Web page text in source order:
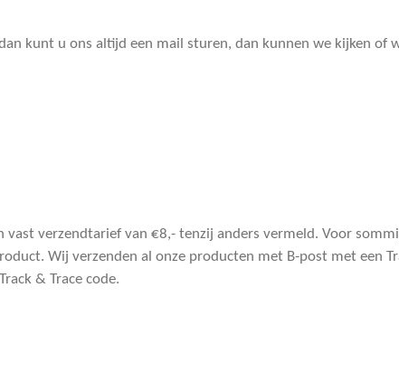
kunt u ons altijd een mail sturen, dan kunnen we kijken of
vast verzendtarief van €8,- tenzij anders vermeld. Voor
Wij verzenden al onze producten met B-post met een
& Trace code.